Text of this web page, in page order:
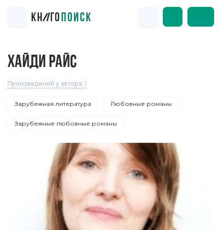
ХАЙДИ РАЙС
Произведений у автора: 1
Зарубежная литература Любовные романы
Зарубежные любовные романы